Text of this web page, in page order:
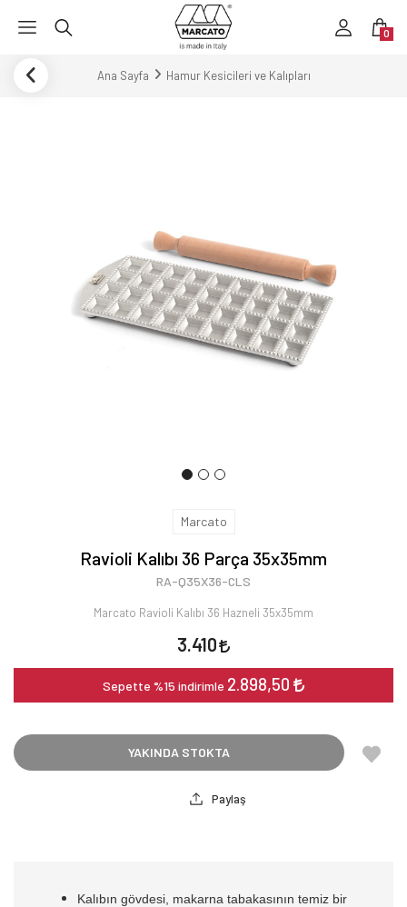
0
Ana Sayfa Hamur Kesicileri ve Kalıpları
Marcato
Ravioli Kalıbı 36 Parça 35x35mm
RA-Q35X36-CLS
Marcato Ravioli Kalıbı 36 Hazneli 35x35mm
3.410
Sepette %15 indirimle 2.898,50
YAKINDA STOKTA
Paylaş
Kalıbın gövdesi, makarna tabakasının temiz bir